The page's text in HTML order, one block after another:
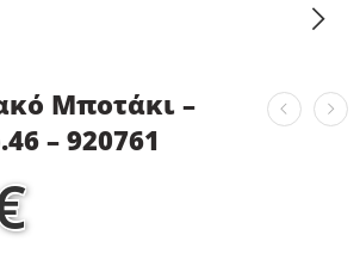
Μποτάκι –
– 920761